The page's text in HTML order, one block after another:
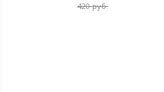
420 руб.